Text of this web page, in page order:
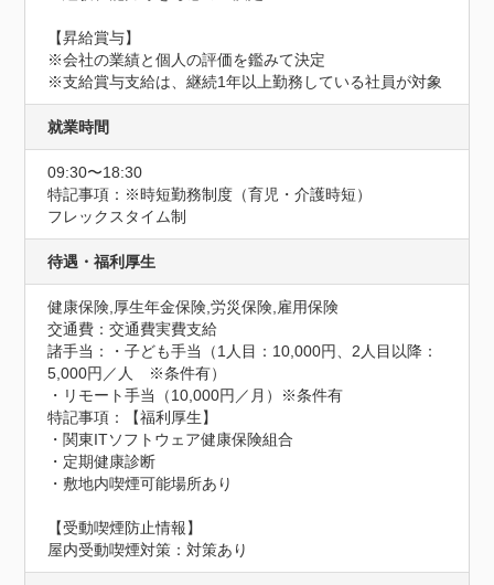
【昇給賞与】
※会社の業績と個人の評価を鑑みて決定
※支給賞与支給は、継続1年以上勤務している社員が対象
就業時間
09:30〜18:30
特記事項：※時短勤務制度（育児・介護時短）
フレックスタイム制
待遇・福利厚生
健康保険,厚生年金保険,労災保険,雇用保険
交通費：交通費実費支給
諸手当：・子ども手当（1人目：10,000円、2人目以降：
5,000円／人　※条件有）
・リモート手当（10,000円／月）※条件有
特記事項：【福利厚生】
・関東ITソフトウェア健康保険組合
・定期健康診断
・敷地内喫煙可能場所あり
【受動喫煙防止情報】
屋内受動喫煙対策：対策あり